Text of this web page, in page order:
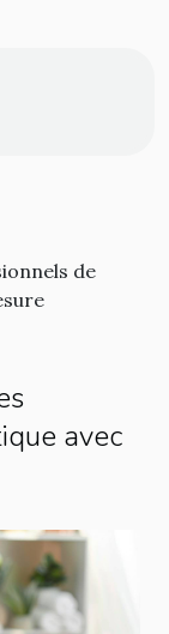
de
avec